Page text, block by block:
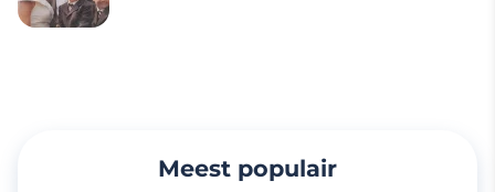
Meest populair